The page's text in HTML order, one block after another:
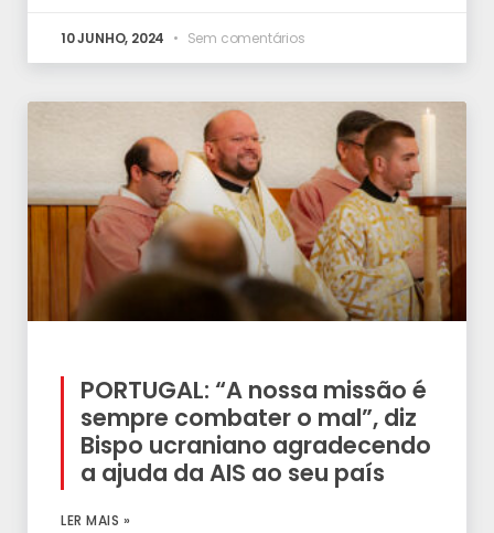
10 JUNHO, 2024 Sem comentários
PORTUGAL: “A nossa missão é
sempre combater o mal”, diz
Bispo ucraniano agradecendo
a ajuda da AIS ao seu país
LER MAIS »